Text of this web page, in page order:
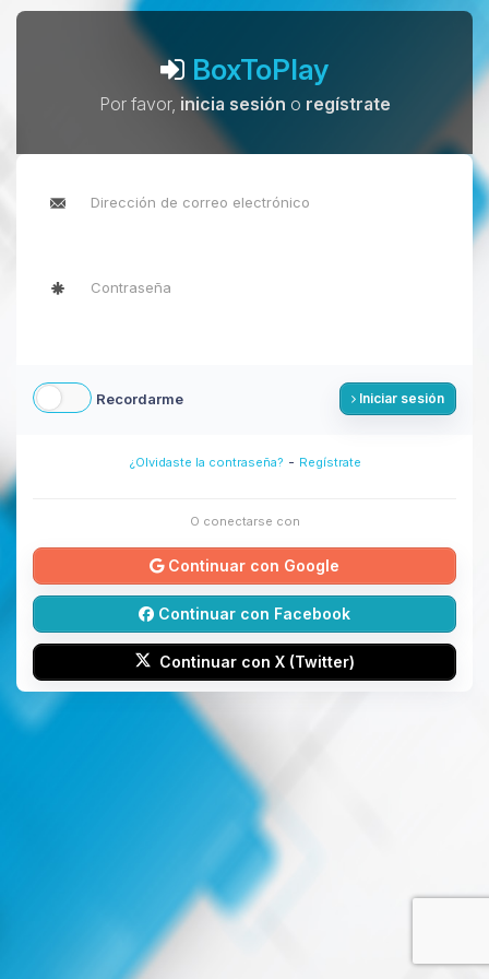
BoxToPlay
Por favor, inicia sesión o regístrate
Recordarme Iniciar sesión
¿Olvidaste la contraseña? - Regístrate
O conectarse con
Continuar con Google
Continuar con Facebook
Continuar con X (Twitter)